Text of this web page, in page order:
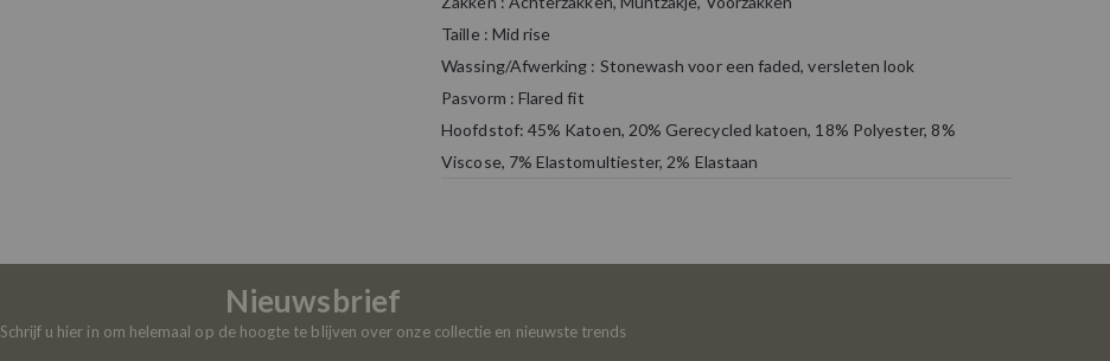
Taille : Mid rise
Wassing/Afwerking : Stonewash voor een faded, versleten look
Pasvorm : Flared fit
Hoofdstof: 45% Katoen, 20% Gerecycled katoen, 18% Polyester, 8%
Viscose, 7% Elastomultiester, 2% Elastaan
Nieuwsbrief
Schrijf u hier in om helemaal op de hoogte te blijven over onze collectie en nieuwste trends